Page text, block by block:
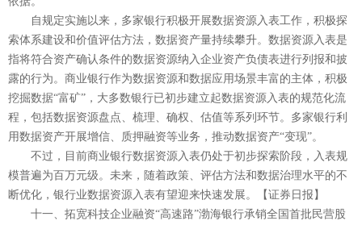
自规定实施以来，多家银行积极开展数据资源入表工作，积极探
索体系建设和价值评估方法，数据资产量持续攀升。数据资源入表是
指将符合资产确认条件的数据资源纳入企业资产负债表进行列报和披
露的行为。商业银行作为数据资源和数据应用场景丰富的主体，积极
挖掘数据“富矿”，大多数银行已初步建立起数据资源入表的规范化流
程，包括数据资源盘点、梳理、确权、估值等系列环节。多家银行利
用数据资产开展增信、质押融资等业务，推动数据资产“变现”。
不过，目前商业银行数据资源入表仍处于初步探索阶段，入表规
模普遍为百万元级。未来，随着政策、评估方法和数据治理水平的不
断优化，银行业数据资源入表有望迎来快速发展。【证券日报】
十一、拓宽科技企业融资“高速路”渤海银行承销全国首批民营股